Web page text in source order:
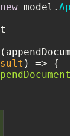
new model.
) => {